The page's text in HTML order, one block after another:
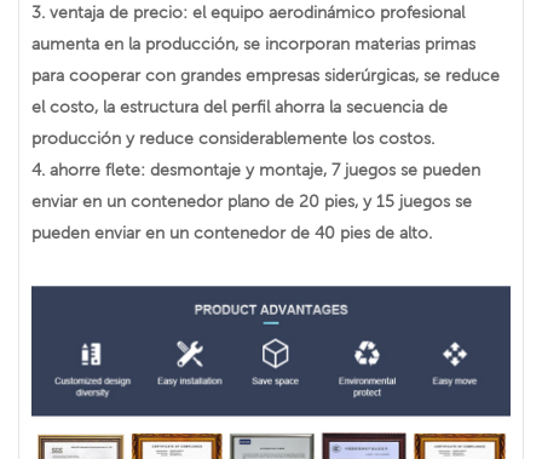
3. ventaja de precio: el equipo aerodinámico profesional
aumenta en la producción, se incorporan materias primas
para cooperar con grandes empresas siderúrgicas, se reduce
el costo, la estructura del perfil ahorra la secuencia de
producción y reduce considerablemente los costos.
4. ahorre flete: desmontaje y montaje, 7 juegos se pueden
enviar en un contenedor plano de 20 pies, y 15 juegos se
pueden enviar en un contenedor de 40 pies de alto.